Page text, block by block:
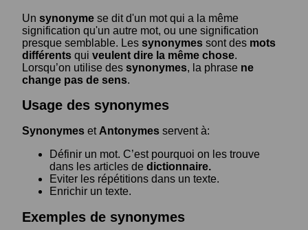
Un synonyme se dit d'un mot qui a la même
signification qu'un autre mot, ou une signification
presque semblable. Les synonymes sont des mots
différents qui veulent dire la même chose.
Lorsqu’on utilise des synonymes, la phrase ne
change pas de sens.
Usage des synonymes
Synonymes et Antonymes servent à:
Définir un mot. C’est pourquoi on les trouve
dans les articles de dictionnaire.
Eviter les répétitions dans un texte.
Enrichir un texte.
Exemples de synonymes